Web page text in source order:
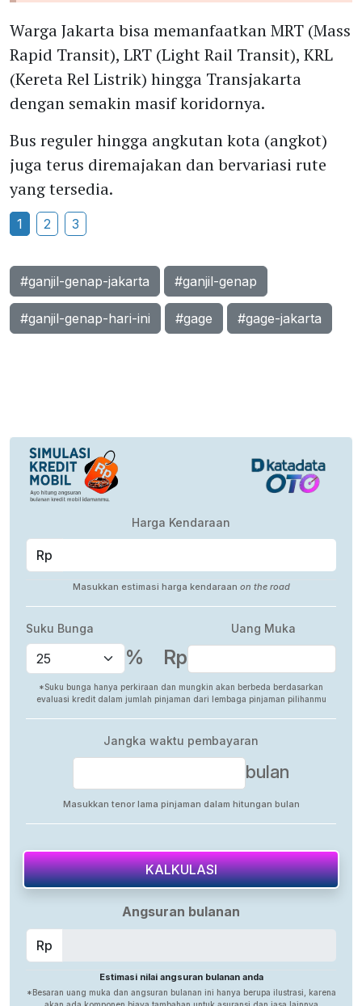
Warga Jakarta bisa memanfaatkan MRT (Mass
Rapid Transit), LRT (Light Rail Transit), KRL
(Kereta Rel Listrik) hingga Transjakarta
dengan semakin masif koridornya.
Bus reguler hingga angkutan kota (angkot)
juga terus diremajakan dan bervariasi rute
yang tersedia.
1 2 3
#ganjil-genap-jakarta #ganjil-genap
#ganjil-genap-hari-ini #gage #gage-jakarta